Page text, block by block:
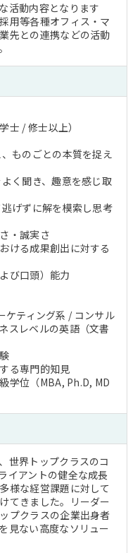
活動内容となります
用等各種オフィス・マ
先との連携などの活動
士 / 修士以上）
ものごとの本質を捉え
く聞き、趣意を感じ取
げずに解を模索し思考
・誠実さ
ける成果創出に対する
び口頭）能力
ケティング系 / コンサル
スレベルの英語（文書
る専門的知見
学位（MBA, Ph.D, MD
世界トップクラスのコ
イアントの健全な成長
様な経営課題に対して
てきました。リーダー
プクラスの企業出身者
見ない高度なソリュー